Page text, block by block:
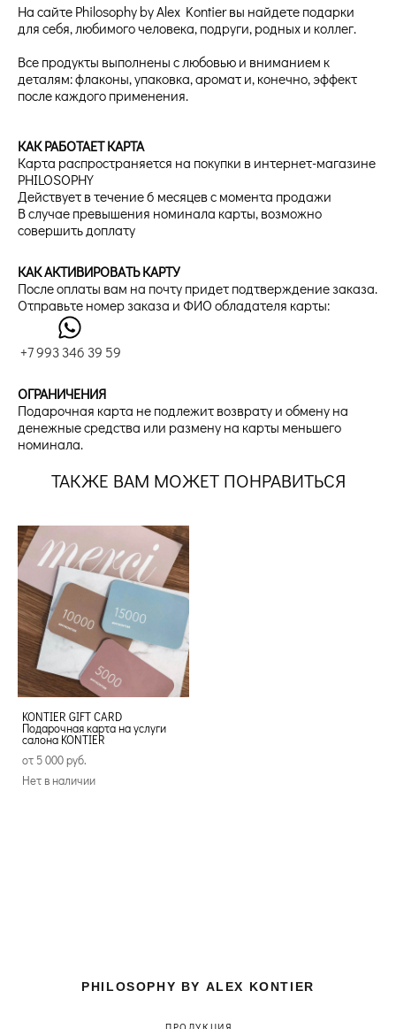
На сайте Philosophy by Alex Kontier вы найдете подарки
для себя, любимого человека, подруги, родных и коллег.
Все продукты выполнены с любовью и вниманием к
деталям: флаконы, упаковка, аромат и, конечно, эффект
после каждого применения.
КАК РАБОТАЕТ КАРТА
Карта распространяется на покупки в интернет-магазине
PHILOSOPHY
Действует в течение 6 месяцев с момента продажи
В случае превышения номинала карты, возможно
совершить доплату
КАК АКТИВИРОВАТЬ КАРТУ
После оплаты вам на почту придет подтверждение заказа.
Отправьте номер заказа и ФИО обладателя карты:
+7 993 346 39 59
ОГРАНИЧЕНИЯ
Подарочная карта не подлежит возврату и обмену на
денежные средства или размену на карты меньшего
номинала.
ТАКЖЕ ВАМ МОЖЕТ ПОНРАВИТЬСЯ
KONTIER GIFT CARD
Подарочная карта на услуги
салона KONTIER
от 5 000 pуб.
Нет в наличии
PHILOSOPHY BY ALEX KONTIER